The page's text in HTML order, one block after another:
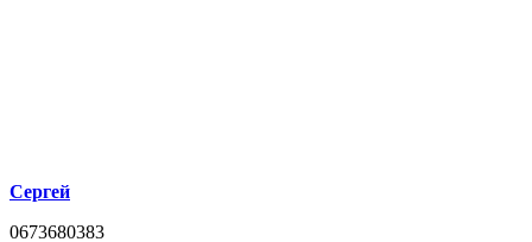
Сергей
0673680383